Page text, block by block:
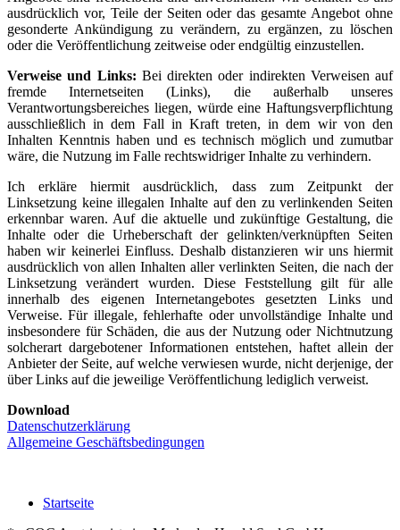
ausdrücklich vor, Teile der Seiten oder das gesamte Angebot ohne
gesonderte Ankündigung zu verändern, zu ergänzen, zu löschen
oder die Veröffentlichung zeitweise oder endgültig einzustellen.
Verweise und Links: Bei direkten oder indirekten Verweisen auf
fremde Internetseiten (Links), die außerhalb unseres
Verantwortungsbereiches liegen, würde eine Haftungsverpflichtung
ausschließlich in dem Fall in Kraft treten, in dem wir von den
Inhalten Kenntnis haben und es technisch möglich und zumutbar
wäre, die Nutzung im Falle rechtswidriger Inhalte zu verhindern.
Ich erkläre hiermit ausdrücklich, dass zum Zeitpunkt der
Linksetzung keine illegalen Inhalte auf den zu verlinkenden Seiten
erkennbar waren. Auf die aktuelle und zukünftige Gestaltung, die
Inhalte oder die Urheberschaft der gelinkten/verknüpften Seiten
haben wir keinerlei Einfluss. Deshalb distanzieren wir uns hiermit
ausdrücklich von allen Inhalten aller verlinkten Seiten, die nach der
Linksetzung verändert wurden. Diese Feststellung gilt für alle
innerhalb des eigenen Internetangebotes gesetzten Links und
Verweise. Für illegale, fehlerhafte oder unvollständige Inhalte und
insbesondere für Schäden, die aus der Nutzung oder Nichtnutzung
solcherart dargebotener Informationen entstehen, haftet allein der
Anbieter der Seite, auf welche verwiesen wurde, nicht derjenige, der
über Links auf die jeweilige Veröffentlichung lediglich verweist.
Download
Datenschutzerklärung
Allgemeine Geschäftsbedingungen
Startseite